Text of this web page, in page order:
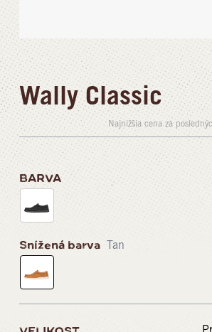
Wally Classic
Najnižšia cena za
BARVA
Snížená barva Tan